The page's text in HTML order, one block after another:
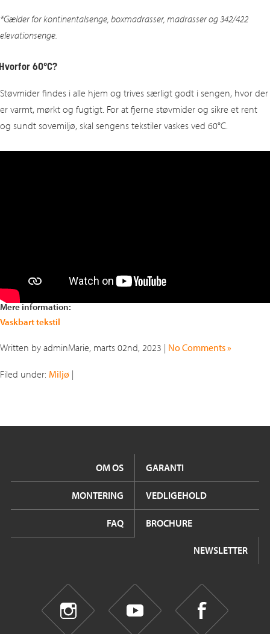
*Gælder for kontinentalsenge, boxmadrasser, madrasserog 342/422
elevationsenge.
60°C?
Støvmider findes i alle hjem og trives særligt godt i sengen, hvor der
er varmt, mørkt og fugtigt. For at fjerne støvmider og sikre et rent
og sundt sovemiljø, skal sengens tekstiler vaskes ved 60°C.
Mere information:
Vaskbart tekstil
Written by adminMarie, marts 02nd, 2023 | No Comments »
Filed under: Miljø |
OM OS GARANTI
MONTERING VEDLIGEHOLD
FAQ BROCHURE
NEWSLETTER